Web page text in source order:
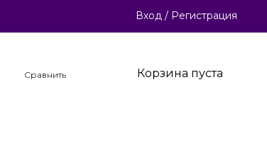
Вход / Регистрация
Сравнить Корзина пуста